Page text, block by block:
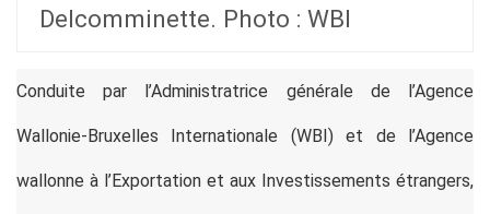
Delcomminette. Photo : WBI
Conduite par l’Administratrice générale de l’Agence
Wallonie-Bruxelles Internationale (WBI) et de l’Agence
wallonne à l’Exportation et aux Investissements étrangers,